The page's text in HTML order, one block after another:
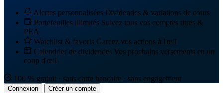
Alertes personnalisées Dividendes & variations de cours
Portefeuilles illimités Suivez tous vos comptes titres &
PEA
Watchlist & favoris Gardez vos actions à l'œil
Calendrier de dividendes Vos prochains versements en un
coup d'œil
100 % gratuit · sans carte bancaire · sans engagement
Connexion Créer un compte